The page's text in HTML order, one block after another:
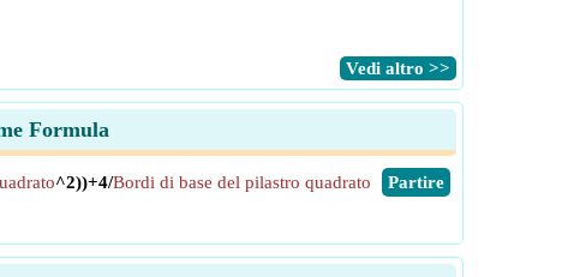
​Vedi altro >>
Formula
​Partire
^2))+4/Bordi di base del pilastro quadrato